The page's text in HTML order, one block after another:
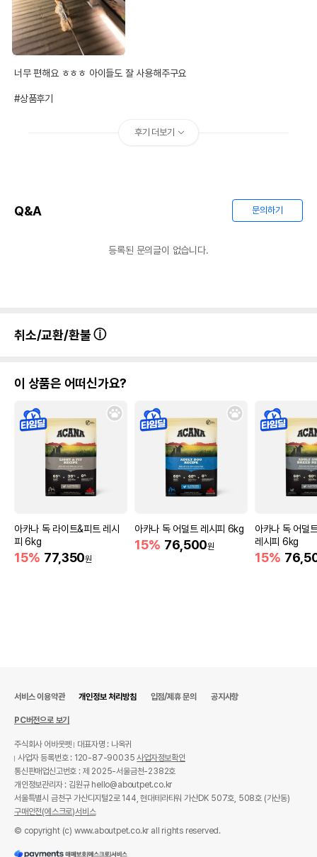
너무 편해요 ㅎㅎㅎ 아이들도 잘 사용해주구요
#상품후기
후기 더보기
Q&A 문의하기
등록된 문의글이 없습니다.
취소/교환/환불
이 상품은 어떠신가요?
아카나 독 라이트&피트 레시
피 6kg
15% 77,350원
아카나 독 어덜트 레시피 6kg
15% 76,500원
아카나 독 어덜
레시피 6kg
15%
서비스 이용약관 개인정보 처리방침 입점/제휴 문의 공지사항
PC버전으로 보기
주식회사 어바웃펫
대표자명 : 나옥귀
사업자 등록번호 : 120-87-90035사업자정보확인
통신판매업신고번호 : 제 2025-서울금천-2382호
개인정보관리자 : 김원규 hello@aboutpet.co.kr
서울특별시 금천구 가산디지털2로 144, 현대테라타워 가산DK 507호, 508호 (가산동)
구매안전(에스크로)서비스
© copyright (c) www.aboutpet.co.kr all rights reserved.